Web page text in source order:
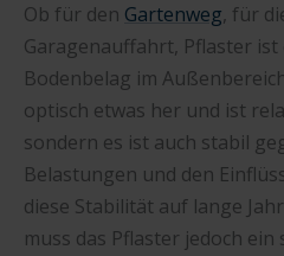
Ob für den Gartenweg, für
Garagenauffahrt, Pflaster
Bodenbelag im
optisch etwas her und ist
sondern es ist auch stabil
Belastungen und den
diese Stabilität auf lange
muss das Pflaster jedoch ein